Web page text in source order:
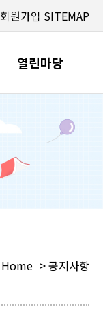
회원가입 SITEMAP
열린마당
Home > 공지사항